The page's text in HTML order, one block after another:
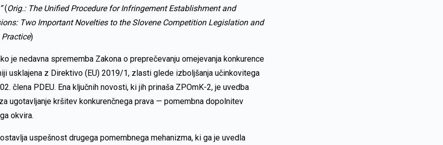
(Orig.: The Unified Procedure for Infringement Establishment and
Two Important Novelties to the Slovene Competition Legislation and
)
je nedavna sprememba Zakona o preprečevanju omejevanja konkurence
usklajena z Direktivo (EU) 2019/1, zlasti glede izboljšanja učinkovitega
člena PDEU. Ena ključnih novosti, ki jih prinaša ZPOmK-2, je uvedba
ugotavljanje kršitev konkurenčnega prava — pomembna dopolnitev
okvira.
uspešnost drugega pomembnega mehanizma, ki ga je uvedla